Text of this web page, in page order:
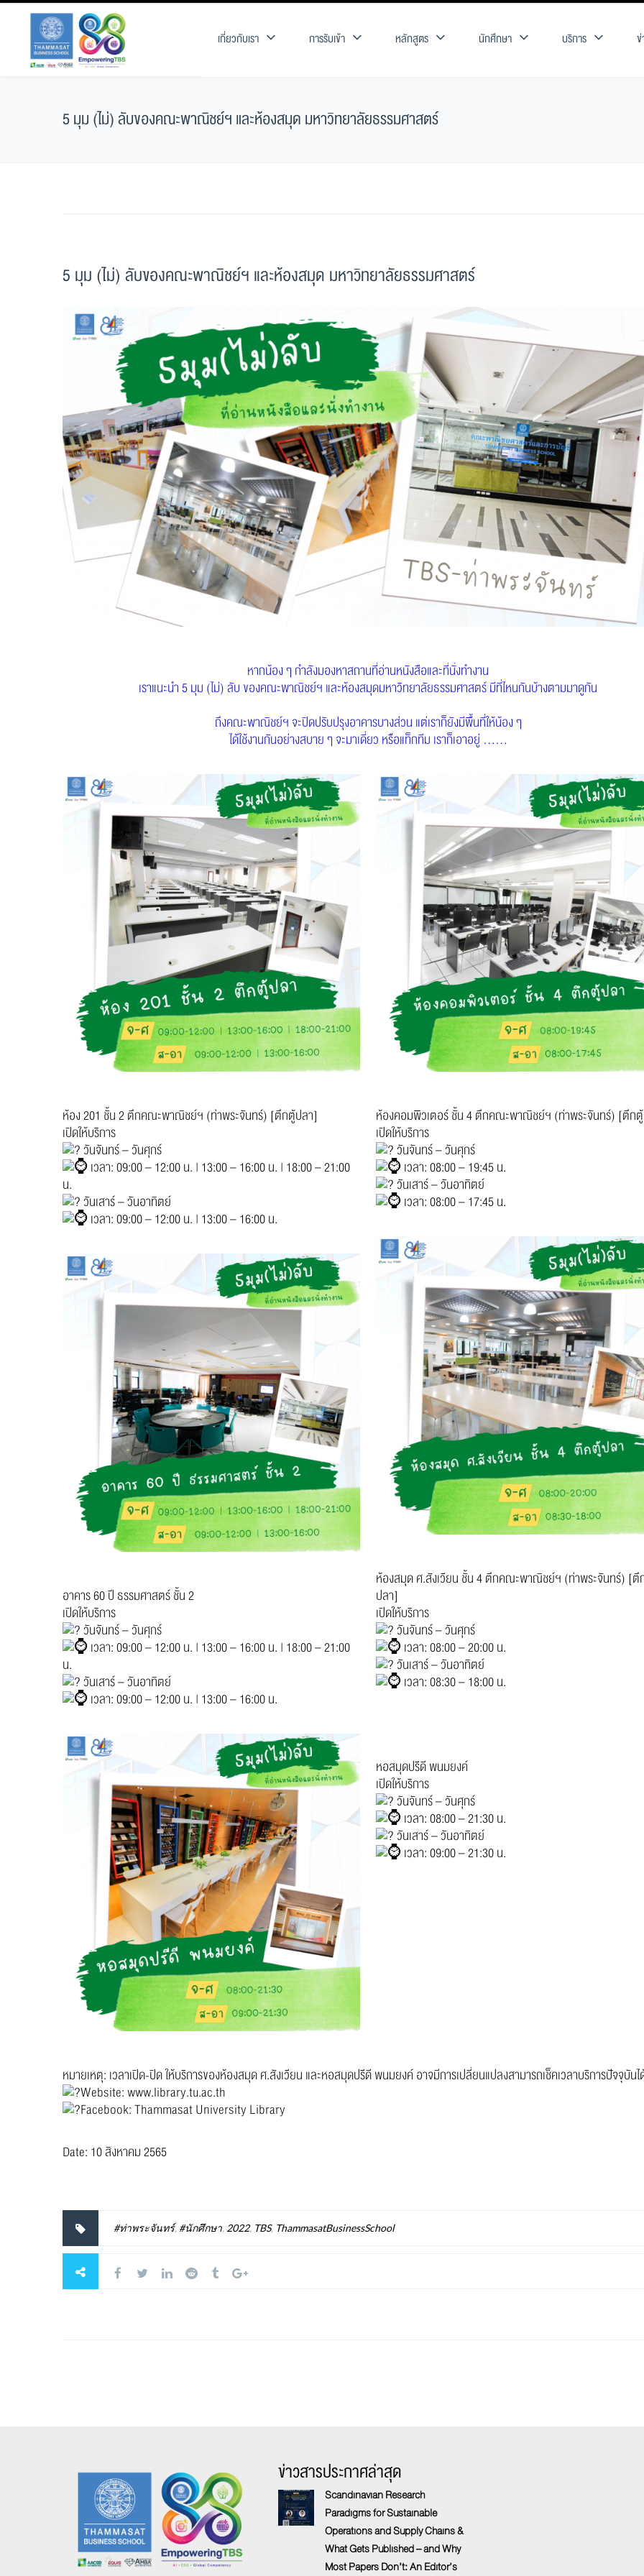
เกี่ยวกับเรา การรับเข้า หลักสูตร นักศึกษา บริการ
5 มุม (ไม่) ลับของคณะพาณิชย์ฯ และห้องสมุด มหาวิทยาลัยธรรมศาสตร์
5 มุม (ไม่) ลับของคณะพาณิชย์ฯ และห้องสมุด มหาวิทยาลัยธรรมศาสตร์
หากน้อง ๆ กำลังมองหาสถานที่อ่านหนังสือและที่นั่งทำงาน
เราแนะนำ 5 มุม (ไม่) ลับ ของคณะพาณิชย์ฯ และห้องสมุดมหาวิทยาลัยธรรมศาสตร์ มีที่ไหนกันบ้างตามมาดูกัน
ถึงคณะพาณิชย์ฯ จะปิดปรับปรุงอาคารบางส่วน แต่เราก็ยังมีพื้นที่ให้น้อง ๆ
ได้ใช้งานกันอย่างสบาย ๆ จะมาเดี่ยว หรือแท็กทีม เราก็เอาอยู่ ……
ห้อง 201 ชั้น 2 ตึกคณะพาณิชย์ฯ (ท่าพระจันทร์) [ตึกตู้ปลา]
เปิดให้บริการ
วันจันทร์ – วันศุกร์
เวลา: 09:00 – 12:00 น. | 13:00 – 16:00 น. | 18:00 – 21:00
น.
วันเสาร์ – วันอาทิตย์
เวลา: 09:00 – 12:00 น. | 13:00 – 16:00 น.
อาคาร 60 ปี ธรรมศาสตร์ ชั้น 2
เปิดให้บริการ
วันจันทร์ – วันศุกร์
เวลา: 09:00 – 12:00 น. | 13:00 – 16:00 น. | 18:00 – 21:00
น.
วันเสาร์ – วันอาทิตย์
เวลา: 09:00 – 12:00 น. | 13:00 – 16:00 น.
ห้องคอมพิวเตอร์ ชั้น 4 ตึกคณะพาณิชย์ฯ (ท่าพระจันทร์) [ตึก
เปิดให้บริการ
วันจันทร์ – วันศุกร์
เวลา: 08:00 – 19:45 น.
วันเสาร์ – วันอาทิตย์
เวลา: 08:00 – 17:45 น.
ห้องสมุด ศ.สังเวียน ชั้น 4 ตึกคณะพาณิชย์ฯ (ท่าพระจันทร์) [
ปลา]
เปิดให้บริการ
วันจันทร์ – วันศุกร์
เวลา: 08:00 – 20:00 น.
วันเสาร์ – วันอาทิตย์
เวลา: 08:30 – 18:00 น.
หอสมุดปรีดี พนมยงค์
เปิดให้บริการ
วันจันทร์ – วันศุกร์
เวลา: 08:00 – 21:30 น.
วันเสาร์ – วันอาทิตย์
เวลา: 09:00 – 21:30 น.
หมายเหตุ: เวลาเปิด-ปิด ให้บริการของห้องสมุด ศ.สังเวียน และหอสมุดปรีดี พนมยงค์ อาจมีการเปลี่ยนแปลงสามารถเช็คเวลาบริการปัจจุบัน
Website:www.library.tu.ac.th
Facebook:Thammasat University Library
Date: 10 สิงหาคม 2565
#ท่าพระจันทร์, #นักศึกษา, 2022, TBS, ThammasatBusinessSchool
ข่าวสารประกาศล่าสุด
Scandinavian Research
Paradigms for Sustainable
Operations and Supply Chains &
What Gets Published – and Why
Most Papers Don’t: An Editor’s